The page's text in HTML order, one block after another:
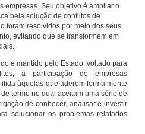
empresas. Seu objetivo é ampliar o
pela solução de conflitos de
foram resolvidos por meio dos seus
evitando que se transformem em
e mantido pelo Estado, voltado para
a participação de empresas
àquelas que aderem formalmente
termo no qual aceitam uma série de
de conhecer, analisar e investir
solucionar os problemas relatados